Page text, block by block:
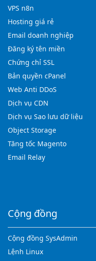
VPS n8n
Hosting giá rẻ
Email doanh nghiệp
Đăng ký tên miền
Chứng chỉ SSL
Bản quyền cPanel
Web Anti DDoS
Dịch vụ CDN
Dịch vụ Sao lưu dữ liệu
Object Storage
Tăng tốc Magento
Email Relay
Cộng đồng
Cộng đồng SysAdmin
Lệnh Linux